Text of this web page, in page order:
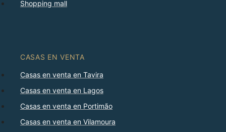
Shopping mall
CASAS EN VENTA
Casas en venta en Tavira
Casas en venta en Lagos
Casas en venta en Portimão
Casas en venta en Vilamoura